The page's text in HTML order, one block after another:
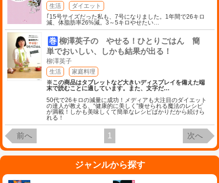
生活
ダイエット
｢15号サイズだった私も、7号になりました。1年間で26キロ
減、体脂肪率26%減。3～5キロやせたい…
巻 柳澤英子の やせる！ひとりごはん 簡
単でおいしい、しかも結果が出る！
柳澤英子
生活
家庭料理
※この商品はタブレットなど大きいディスプレイを備えた端
末で読むことに適しています。また、文字だ…
50代で26キロの減量に成功！メディアも大注目のダイエット
の達人が教える、“健康的に美しく”痩せられる魔法のレシピ
が満載！しかも美味しくて簡単なレシピばかりだから続けら
れる！
前へ 1 次へ
ジャンルから探す